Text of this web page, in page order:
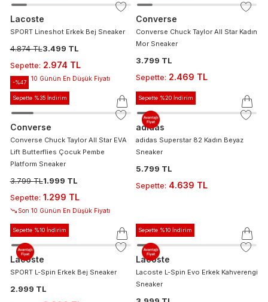
Lacoste
SPORT Lineshot Erkek Bej Sneaker
4.874 TL3.499 TL
Sepette: 2.974 TL
Son 10 Günün En Düşük Fiyatı
Converse
Converse Chuck Taylor All Star Kadın
Mor Sneaker
3.799 TL
Sepette: 2.469 TL
-%47
Sepette %35 İndirim
Converse
Converse Chuck Taylor All Star EVA
Lift Butterflies Çocuk Pembe
Platform Sneaker
3.799 TL1.999 TL
Sepette: 1.299 TL
Son 10 Günün En Düşük Fiyatı
Sepette %20 İndirim
adidas
adidas Superstar 82 Kadın Beyaz
Sneaker
5.799 TL
Sepette: 4.639 TL
Sepette %10 İndirim
Lacoste
SPORT L-Spin Erkek Bej Sneaker
2.999 TL
Sepette %10 İndirim
Lacoste
Lacoste L-Spin Evo Erkek Kahverengi
Sneaker